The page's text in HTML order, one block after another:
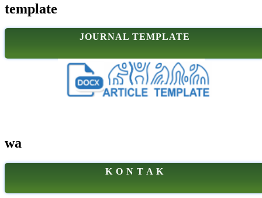
template
JOURNAL TEMPLATE
wa
K O N T A K